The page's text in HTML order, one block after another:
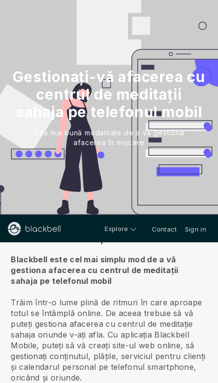
Gestionați-vă afacerea cu
centrul de meditații
sahaja pe telefonul mobil
Cea mai bună modalitate de a vă gestiona
afacerea în mișcare
Explore Contact Sign in
Blackbell este cel mai simplu mod de a vă
gestiona afacerea cu centrul de meditații
sahaja pe telefonul mobil
Trăim într-o lume plină de ritmuri în care aproape
totul se întâmplă online. De aceea trebuie să vă
puteți gestiona afacerea cu centrul de meditație
sahaja oriunde v-ați afla. Cu aplicația Blackbell
Mobile, puteți să vă creați site-ul web online, să
gestionați conținutul, plățile, serviciul pentru clienți
și calendarul personal pe telefonul smartphone,
oricând și oriunde.